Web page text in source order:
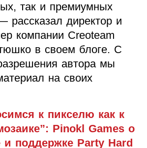
так и премиумных
рассказал директор и
компании Creoteam
в своем блоге. С
автора мы
на своих
к пикселю как к
Pinokl Games о
и поддержке Party Hard